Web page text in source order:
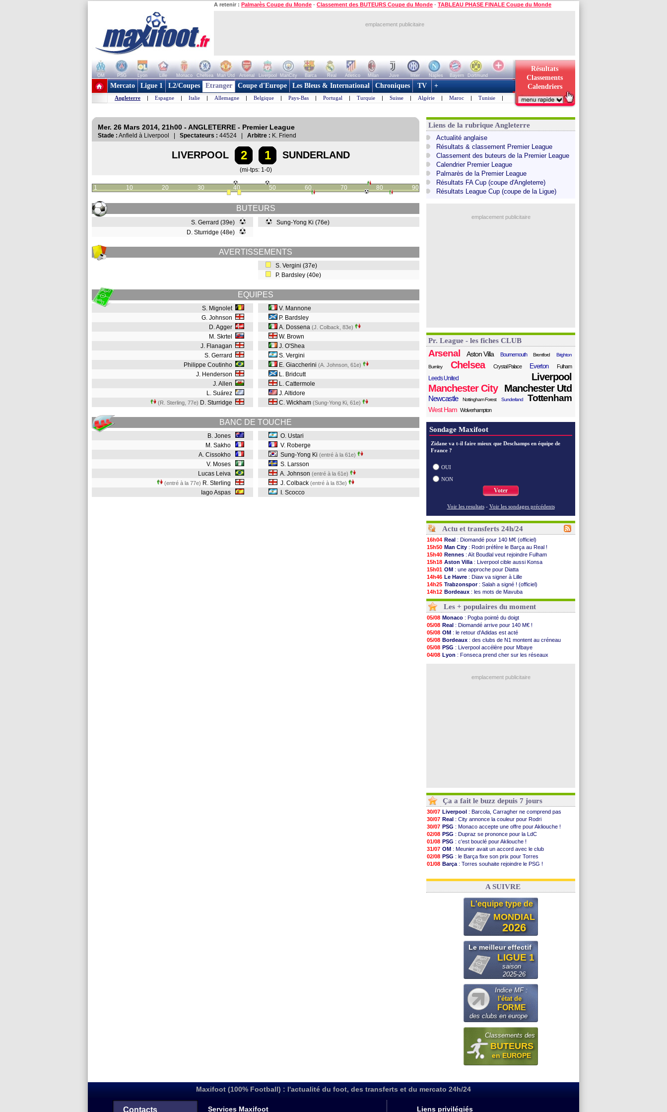
A retenir : Palmarès Coupe du Monde - Classement des BUTEURS Coupe du Monde - TABLEAU PHASE FINALE Coupe du Monde
emplacement publicitaire
OM PSG Lyon Lille Monaco Chelsea Man Utd Arsenal Liverpool ManCity Barca Real Atletico Milan Juve Inter Naples Bayern
Dortmund
+ de clubs
Résultats
Classements
Calendriers
Mercato Ligue 1 L2/Coupes Etranger Coupe d'Europe Les Bleus & International Chroniques TV +
Angleterre | Espagne | Italie | Allemagne | Belgique | Pays-Bas | Portugal | Turquie | Suisse | Algérie | Maroc | Tunisie |
Mer. 26 Mars 2014, 21h00 - ANGLETERRE - Premier League
Stade : Anfield à Liverpool | Spectateurs : 44524 | Arbitre : K. Friend
LIVERPOOL 2 1 SUNDERLAND
(mi-tps: 1-0)
1 10 20 30 40 50 60 70 80 90
BUTEURS
S. Gerrard (39e)
D. Sturridge (48e)
Sung-Yong Ki (76e)
AVERTISSEMENTS
S. Vergini (37e)
P. Bardsley (40e)
EQUIPES
S. Mignolet
G. Johnson
D. Agger
M. Skrtel
J. Flanagan
S. Gerrard
Philippe Coutinho
J. Henderson
J. Allen
L. Suárez
(R. Sterling, 77e) D. Sturridge
V. Mannone
P. Bardsley
A. Dossena (J. Colback, 83e)
W. Brown
J. O'Shea
S. Vergini
E. Giaccherini (A. Johnson, 61e)
L. Bridcutt
L. Cattermole
J. Altidore
C. Wickham (Sung-Yong Ki, 61e)
BANC DE TOUCHE
B. Jones
M. Sakho
A. Cissokho
V. Moses
Lucas Leiva
(entré à la 77e) R. Sterling
Iago Aspas
O. Ustari
V. Roberge
Sung-Yong Ki (entré à la 61e)
S. Larsson
A. Johnson (entré à la 61e)
J. Colback (entré à la 83e)
I. Scocco
Liens de la rubrique Angleterre
Actualité anglaise
Résultats & classement Premier League
Classement des buteurs de la Premier League
Calendrier Premier League
Palmarès de la Premier League
Résultats FA Cup (coupe d'Angleterre)
Résultats League Cup (coupe de la Ligue)
emplacement publicitaire
Pr. League - les fiches CLUB
Arsenal Aston Villa Bournemouth Brentford Brighton
Burnley Chelsea Crystal Palace Everton Fulham
Leeds United
Liverpool
Manchester City
Manchester Utd
Newcastle Nottingham Forest Sunderland Tottenham
West Ham Wolverhampton
Sondage Maxifoot
Zidane va t-il faire mieux que Deschamps en équipe de
France ?
OUI
NON
Voter
Voir les resultats - Voir les sondages précédents
Actu et transferts 24h/24
16h04 Real : Diomandé pour 140 M€ (officiel)
15h50 Man City : Rodri préfère le Barça au Real !
15h40 Rennes : Aït Boudlal veut rejoindre Fulham
15h18 Aston Villa : Liverpool cible aussi Konsa
15h01 OM : une approche pour Diatta
14h46 Le Havre : Diaw va signer à Lille
14h25 Trabzonspor : Salah a signé ! (officiel)
14h12 Bordeaux : les mots de Mavuba
13h51 FIFA: Al-Khelaïfi président ? Tebas dit non
13h29
Fenerbahçe: Greenwood savoure son premier ...
13h11 Bordeaux: Mavuba n'est plus l'entraîneur (off.)
12h46
Galatasaray: Milan rejette 35 M€ pour Leão
12h28
Southampton : D. Traoré prêté au Mans (officiel)
12h10
Real: Vinicius tout proche de prolonger !
11h58
VIDEO: un accueil impressionnant pour Salah !
11h35
Real : Diomandé attendu ce jeudi à Madrid !
11h19
Real : Rodri, la piste Barça se confirme
: pas d'inquiétude pour Rafael Pol
Les + populaires du moment
05/08 Monaco : Pogba pointé du doigt
05/08 Real : Diomandé arrive pour 140 M€ !
05/08 OM : le retour d'Adidas est acté
05/08 Bordeaux : des clubs de N1 montent au créneau
05/08 PSG : Liverpool accélère pour Mbaye
04/08 Lyon : Fonseca prend cher sur les réseaux
emplacement publicitaire
Ça a fait le buzz depuis 7 jours
30/07 Liverpool : Barcola, Carragher ne comprend pas
30/07 Real : City annonce la couleur pour Rodri
30/07 PSG : Monaco accepte une offre pour Akliouche !
02/08 PSG : Dupraz se prononce pour la LdC
01/08 PSG : c'est bouclé pour Akliouche !
31/07 OM : Meunier avait un accord avec le club
02/08 PSG : le Barça fixe son prix pour Torres
01/08 Barça : Torres souhaite rejoindre le PSG !
03/08 Argentine: quand Medina recadre... sa mère
A SUIVRE
L'equipe type de
MONDIAL
2026
Le meilleur effectif
LIGUE 1
saison
2025-26
Indice MF :
l'état de
FORME
des clubs en europe
Classements des
BUTEURS
en EUROPE
Maxifoot (100% Football) : l'actualité du foot, des transferts et du mercato 24h/24
Contacts Services Maxifoot Liens privilégiés